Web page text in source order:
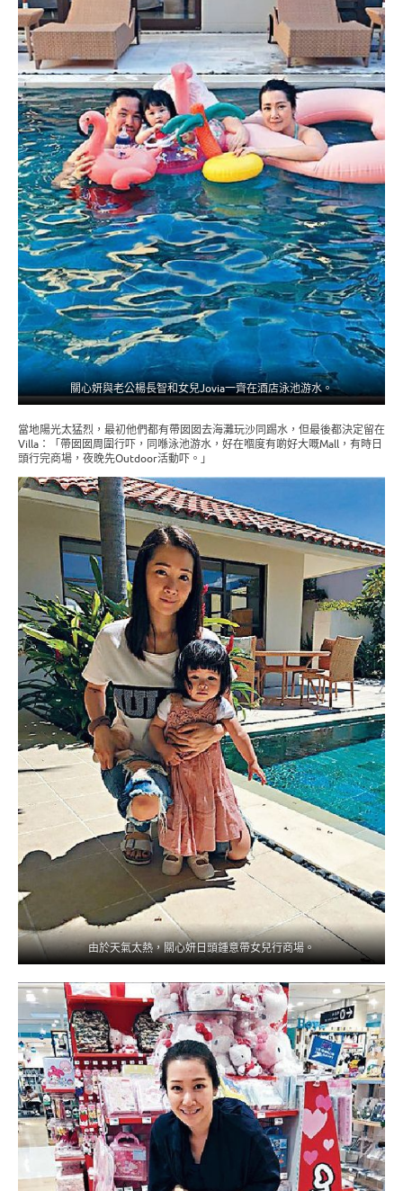
關心妍與老公楊長智和女兒Jovia一齊在酒店泳池游水。
當地陽光太猛烈，最初他們都有帶囡囡去海灘玩沙同踢水，但最後都決定留在
Villa：「帶囡囡周圍行吓，同喺泳池游水，好在嗰度有啲好大嘅Mall，有時日
頭行完商場，夜晚先Outdoor活動吓。」
由於天氣太熱，關心妍日頭鍾意帶女兒行商場。